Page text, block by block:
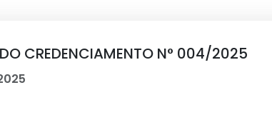
CREDENCIAMENTO N° 004/2025